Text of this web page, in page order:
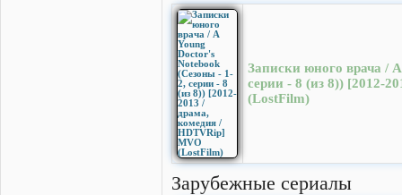
Записки юного врача /
серии - 8 (из 8)) [2012-
(LostFilm)
Зарубежные сериалы